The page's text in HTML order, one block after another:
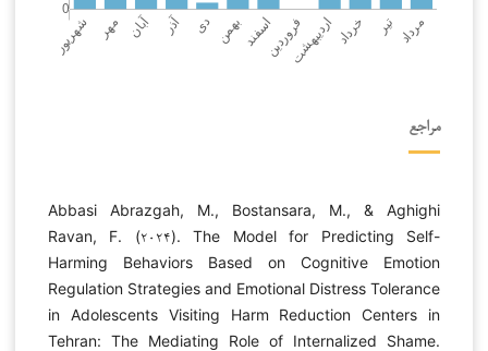
مراجع
Abbasi Abrazgah, M., Bostansara, M., & Aghighi
Ravan, F. (۲۰۲۴). The Model for Predicting Self-
Harming Behaviors Based on Cognitive Emotion
Regulation Strategies and Emotional Distress Tolerance
in Adolescents Visiting Harm Reduction Centers in
Tehran: The Mediating Role of Internalized Shame.